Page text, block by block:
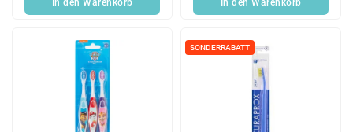
In den Warenkorb In den Warenkorb
SONDERRABATT